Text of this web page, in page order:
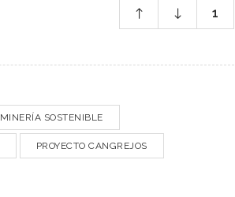
1
MINERÍA SOSTENIBLE
PROYECTO CANGREJOS